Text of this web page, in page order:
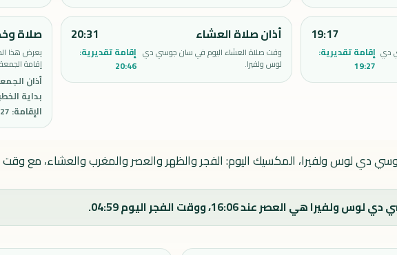
دي
19:17
إقامة تقديرية:
19:27
أذان صلاة العشاء
وقت صلاة العشاء اليوم في سان جوسي دي
لوس ولفيرا.
20:31
إقامة تقديرية:
20:46
صلاة
يعرض هذا
إقامة
أذان
بداية
الإقامة:
دي لوس ولفيرا، المكسيك اليوم: الفجر والظهر والعصر والمغرب والعشاء، مع وقت
هي العصر عند 16:06، ووقت الفجر اليوم 04:59.